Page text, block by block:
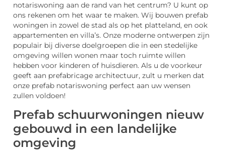
notariswoning aan de rand van het centrum? U kunt op
ons rekenen om het waar te maken. Wij bouwen prefab
woningen in zowel de stad als op het platteland, en ook
appartementen en villa’s. Onze moderne ontwerpen zijn
populair bij diverse doelgroepen die in een stedelijke
omgeving willen wonen maar toch ruimte willen
hebben voor kinderen of huisdieren. Als u de voorkeur
geeft aan prefabricage architectuur, zult u merken dat
onze prefab notariswoning perfect aan uw wensen
zullen voldoen!
Prefab schuurwoningen nieuw
gebouwd in een landelijke
omgeving